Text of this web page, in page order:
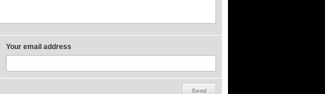
Your email address